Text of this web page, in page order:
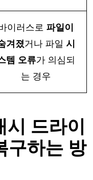
이러스로 파일이
겨졌거나 파일 시
템 오류가 의심되
는 경우
시 드라이
구하는 방